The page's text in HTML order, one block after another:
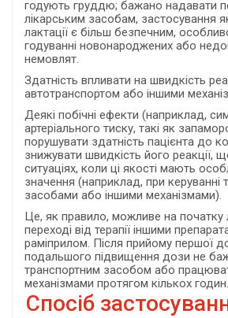
годують груддю; бажано надавати
лікарським засобам, застосування
лактації є більш безпечним,
годуванні новонароджених або
немовлят.
Здатність впливати на швидкість
автотранспортом або іншими
Деякі побічні ефекти (наприклад,
артеріального тиску, такі як
порушувати здатність пацієнта до
знижувати швидкість його реакції,
ситуаціях, коли ці якості мають
значення (наприклад, при керуванні
засобами або іншими механізмами).
Це, як правило, можливе на початку
переході від терапії іншими
раміприлом. Після прийому першої
подальшого підвищення дози не
транспортним засобом або
механізмами протягом кількох годин.
Спосіб